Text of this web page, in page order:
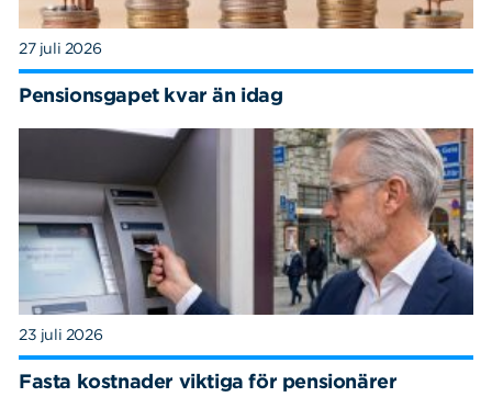
27 juli 2026
Pensionsgapet kvar än idag
23 juli 2026
Fasta kostnader viktiga för pensionärer